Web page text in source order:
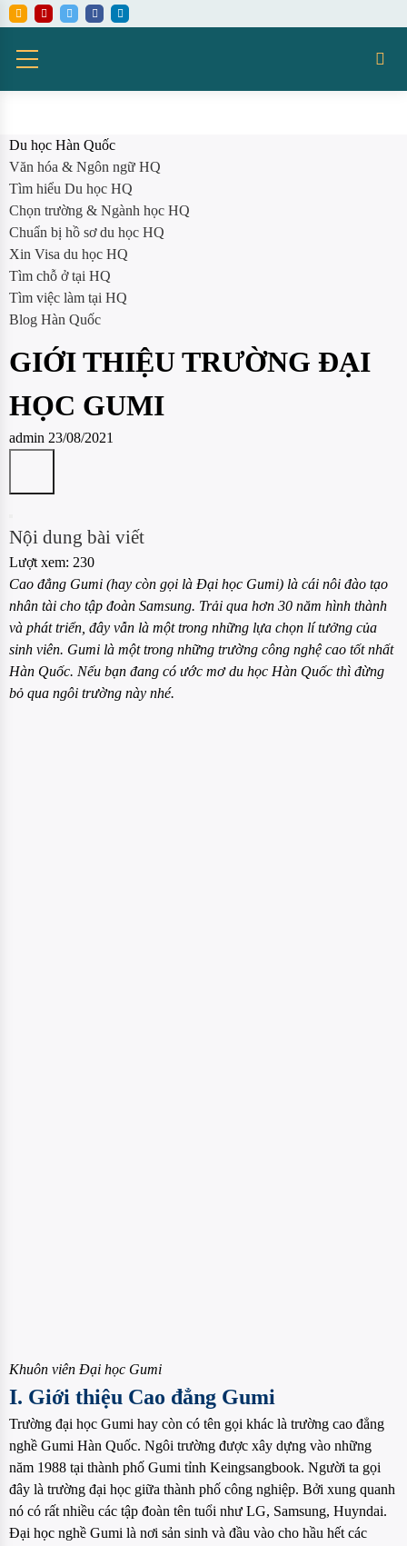
Du học Hàn Quốc
Văn hóa & Ngôn ngữ HQ
Tìm hiểu Du học HQ
Chọn trường & Ngành học HQ
Chuẩn bị hồ sơ du học HQ
Xin Visa du học HQ
Tìm chỗ ở tại HQ
Tìm việc làm tại HQ
Blog Hàn Quốc
GIỚI THIỆU TRƯỜNG ĐẠI
HỌC GUMI
admin 23/08/2021
Nội dung bài viết
Lượt xem: 230
Cao đẳng Gumi (hay còn gọi là Đại học Gumi) là cái nôi đào tạo
nhân tài cho tập đoàn Samsung. Trải qua hơn 30 năm hình thành
và phát triển, đây vẫn là một trong những lựa chọn lí tưởng của
sinh viên. Gumi là một trong những trường công nghệ cao tốt nhất
Hàn Quốc. Nếu bạn đang có ước mơ du học Hàn Quốc thì đừng
bỏ qua ngôi trường này nhé.
Khuôn viên Đại học Gumi
I. Giới thiệu Cao đẳng Gumi
Trường đại học Gumi hay còn có tên gọi khác là trường cao đẳng
nghề Gumi Hàn Quốc. Ngôi trường được xây dựng vào những
năm 1988 tại thành phố Gumi tỉnh Keingsangbook. Người ta gọi
đây là trường đại học giữa thành phố công nghiệp. Bởi xung quanh
nó có rất nhiều các tập đoàn tên tuổi như LG, Samsung, Huyndai.
Đại học nghề Gumi là nơi sản sinh và đầu vào cho hầu hết các